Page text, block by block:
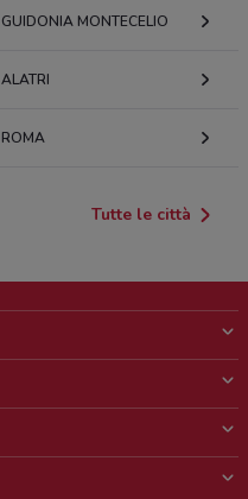
GUIDONIA MONTECELIO
ALATRI
ROMA
Tutte le città